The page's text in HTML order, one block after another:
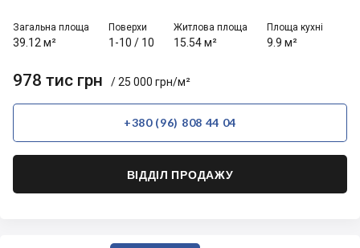
Загальна площа
39.12 м²
Поверхи
1-10 / 10
Житлова площа
15.54 м²
Площа кухні
9.9 м²
978 тис грн / 25 000 грн/м²
+380 (96) 808 44 04
ВІДДІЛ ПРОДАЖУ